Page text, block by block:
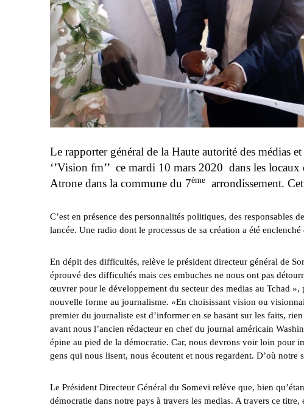
Le rapporter général de la Haute autorité des médias
‘’Vision fm’’ ce mardi 10 mars 2020 dans les
Atrone dans la commune du 7ème arrondissement.
C’est en présence des personnalités politiques, des responsables
lancée. Une radio dont le processus de sa création a été
En dépit des difficultés, relève le président directeur général de
éprouvé des difficultés mais ces embuches ne nous ont pas
œuvrer pour le développement du secteur des medias au Tchad
nouvelle forme au journalisme. «En choisissant vision ou
premier du journaliste est d’informer en se basant sur les faits,
avant nous l’ancien rédacteur en chef du journal américain
épine au pied de la démocratie. Car, nous devrons voir loin pour
gens qui nous lisent, nous écoutent et nous regardent. D’où notre
Le Président Directeur Général du Somevi relève que, bien
démocratie dans notre pays à travers les medias. A travers ce